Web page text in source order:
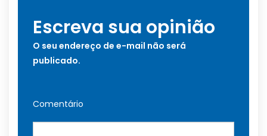
Escreva sua opinião
O seu endereço de e-mail não será
publicado.
Comentário